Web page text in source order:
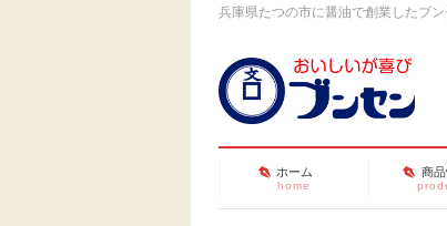
兵庫県たつの市に醤油で創業したブ
ホーム
home
商